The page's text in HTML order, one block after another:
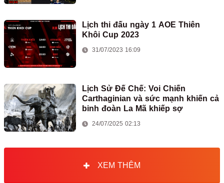
Lịch thi đấu ngày 1 AOE Thiên
Khôi Cup 2023
31/07/2023 16:09
Lịch Sử Đế Chế: Voi Chiến
Carthaginian và sức mạnh khiến cả
binh đoàn La Mã khiếp sợ
24/07/2025 02:13
XEM THÊM